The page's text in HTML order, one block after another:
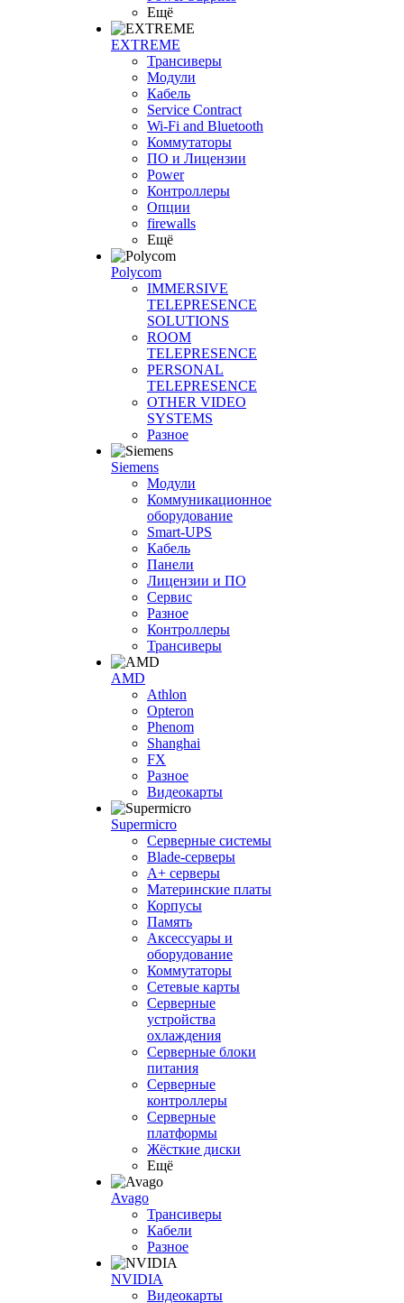
Ещё
EXTREME
Трансиверы
Модули
Кабель
Service Contract
Wi-Fi and Bluetooth
Коммутаторы
ПО и Лицензии
Power
Контроллеры
Опции
firewalls
Ещё
Polycom
IMMERSIVE
TELEPRESENCE
SOLUTIONS
ROOM
TELEPRESENCE
PERSONAL
TELEPRESENCE
OTHER VIDEO
SYSTEMS
Разное
Siemens
Модули
Коммуникационное
оборудование
Smart-UPS
Кабель
Панели
Лицензии и ПО
Сервис
Разное
Контроллеры
Трансиверы
AMD
Athlon
Opteron
Phenom
Shanghai
FX
Разное
Видеокарты
Supermicro
Серверные системы
Blade-серверы
A+ серверы
Материнские платы
Корпусы
Память
Аксессуары и
оборудование
Коммутаторы
Сетевые карты
Серверные
устройства
охлаждения
Серверные блоки
питания
Серверные
контроллеры
Серверные
платформы
Жёсткие диски
Ещё
Avago
Трансиверы
Кабели
Разное
NVIDIA
Видеокарты